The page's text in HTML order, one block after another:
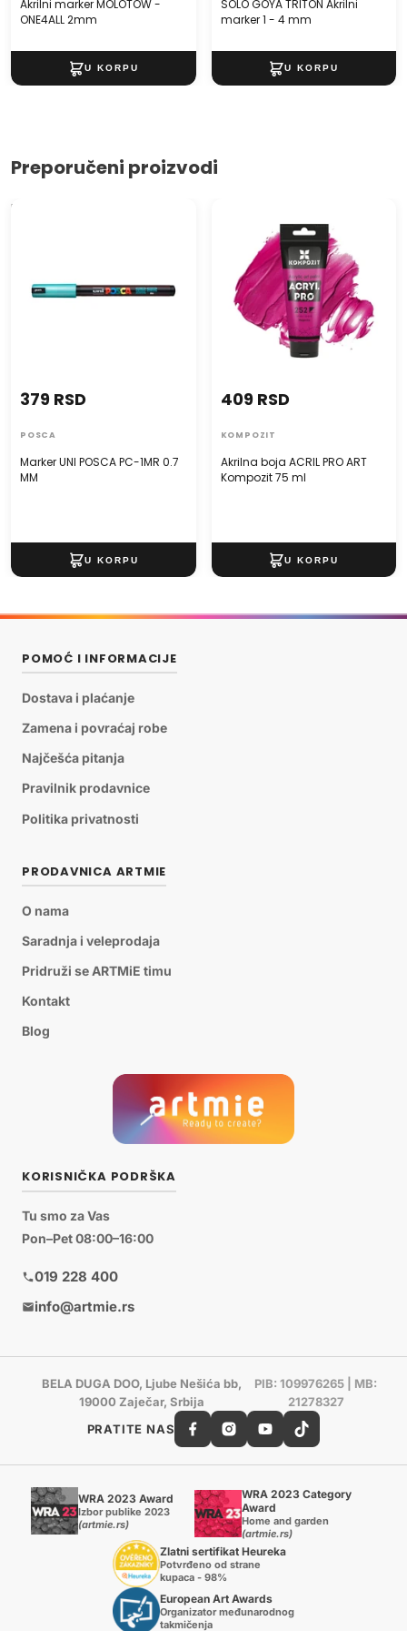
Akrilni marker MOLOTOW -
ONE4ALL 2mm
SOLO GOYA TRITON Akrilni
marker 1 - 4 mm
Preporučeni proizvodi
Marker UNI POSCA PC-1MR
Marker UNI POSCA PC-1MR 0.7
MM
379 RSD
POSCA
Kompozit 75 ml
Akrilna boja ACRIL PRO ART
Kompozit 75 ml
409 RSD
KOMPOZIT
POMOĆ I INFORMACIJE
Dostava i plaćanje
Zamena i povraćaj robe
Najčešća pitanja
Pravilnik prodavnice
Politika privatnosti
PRODAVNICA ARTMIE
O nama
Saradnja i veleprodaja
Pridruži se ARTMiE timu
Kontakt
Blog
KORISNIČKA PODRŠKA
Tu smo za Vas
Pon–Pet 08:00–16:00
019 228 400
info@artmie.rs
BELA DUGA DOO, Ljube Nešića bb,
19000 Zaječar, Srbija
PIB: 109976265 | MB:
21278327
PRATITE NAS
WRA 2023 Award
Izbor publike 2023
(artmie.rs)
WRA 2023 Category
Award
Home and garden
(artmie.rs)
Zlatni sertifikat Heureka
Potvrđeno od strane
kupaca - 98%
European Art Awards
Organizator međunarodnog
takmičenja